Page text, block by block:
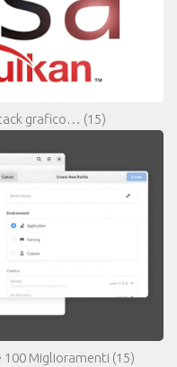
grafico… (15)
100 Miglioramenti (15)